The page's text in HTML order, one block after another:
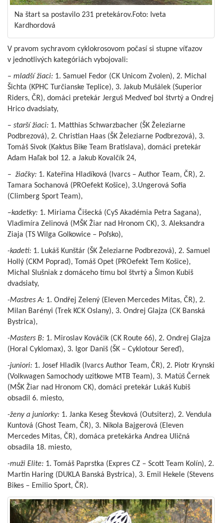
Na štart sa postavilo 231 pretekárov.Foto: Iveta
Kardhordová
V pravom sychravom cyklokrosovom počasí si stupne víťazov
v jednotlivých kategóriách vybojovali:
– mladší žiaci: 1. Samuel Fedor (CK Unicom Zvolen), 2. Michal
Šichta (KPHC Turčianske Teplice), 3. Jakub Mušálek (Superior
Riders, ČR), domáci pretekár Jerguš Medveď bol štvrtý a Ondrej
Hrico dvadsiaty,
– starší žiaci: 1. Matthias Schwarzbacher (ŠK Železiarne
Podbrezová), 2. Christian Haas (ŠK Železiarne Podbrezová), 3.
Tomáš Sivok (Kaktus Bike Team Bratislava), domáci pretekár
Adam Haľak bol 12. a Jakub Kovalčík 24,
– žiačky: 1. Kateřina Hladíková (Ivarcs – Author Team, ČR), 2.
Tamara Sochanová (PROefekt Košice), 3.Ungerová Sofia
(Climberg Sport Team),
–kadetky: 1. Miriama Čišecká (CyS Akadémia Petra Sagana),
Vladimíra Zelinová (MŠK Žiar nad Hronom CK), 3. Aleksandra
Ziaja (TS Wilga Golkowice – Poľsko),
-kadeti: 1. Lukáš Kunštár (ŠK Železiarne Podbrezová), 2. Samuel
Hollý (CKM Poprad), Tomáš Opet (PROefekt Tem Košice),
Michal Slušniak z domáceho tímu bol štvrtý a Šimon Kubiš
dvadsiaty,
-Mastres A: 1. Ondřej Zelený (Eleven Mercedes Mitas, ČR), 2.
Milan Barényi (Trek KCK Oslany), 3. Ondrej Glajza (CK Banská
Bystrica),
-Masters B: 1. Miroslav Kováčik (CK Route 66), 2. Ondrej Glajza
(Horal Cyklomax), 3. Igor Daniš (ŠK – Cyklotour Sereď),
-juniori: 1. Josef Hladík (Ivarcs Author Team, ČR), 2. Piotr Krynski
(Volkwagen Samochody uzitkowe MTB Team), 3. Matúš Černek
(MŠK Žiar nad Hronom CK), domáci pretekár Lukáš Kubiš
obsadil 6. miesto,
-ženy a juniorky: 1. Janka Keseg Števková (Outsiterz), 2. Vendula
Kuntová (Ghost Team, ČR), 3. Nikola Bajgerová (Eleven
Mercedes Mitas, ČR), domáca pretekárka Andrea Uličná
obsadila 18. miesto,
-muži Elite: 1. Tomáš Paprstka (Expres CZ – Scott Team Kolín), 2.
Martin Haring (DUKLA Banská Bystrica), 3. Emil Hekele (Stevens
Bikes – Emilio Sport, ČR).